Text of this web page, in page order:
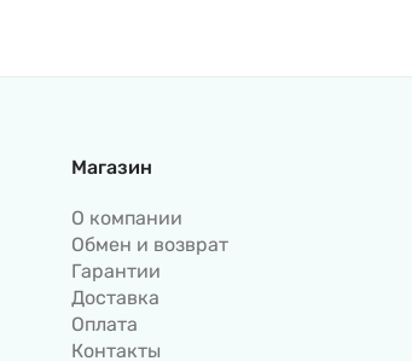
Магазин
О компании
Обмен и возврат
Гарантии
Доставка
Оплата
Контакты